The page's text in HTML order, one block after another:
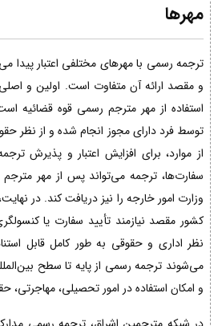
مهرها
ترجمه رسمی با مهرهای مختلفی اعتبار پیدا
و مقصد ارائه آن متفاوت است. اولین و
استفاده از مهر مترجم رسمی قوه قضائیه
توسط فرد دارای مجوز انجام شده و از نظر
از موارد، برای افزایش اعتبار و پذیرش
سفارت‌ها، ترجمه می‌تواند پس از مهر
وزارت امور خارجه را نیز دریافت کند. در
کشور مقصد نیازمند تأیید سفارت یا
نظر اداری و حقوقی به طور کامل قابل
می‌شوند ترجمه رسمی از پایه تا سطح
و امکان استفاده در امور تحصیلی، مهاجرتی،